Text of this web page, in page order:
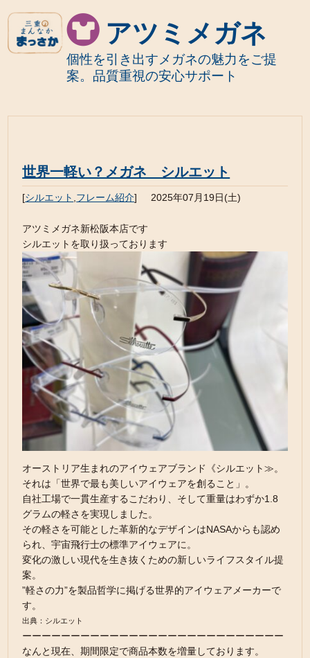
アツミメガネ
個性を引き出すメガネの魅力をご提
案。品質重視の安心サポート
世界一軽い？メガネ シルエット
[シルエット フレーム紹介] 2025年07月19日(土)
アツミメガネ新松阪本店です
シルエットを取り扱っております
オーストリア生まれのアイウェアブランド《シルエット≫。
それは「世界で最も美しいアイウェアを創ること」。
自社工場で一貫生産するこだわり、そして重量はわずか1.8
グラムの軽さを実現しました。
その軽さを可能とした革新的なデザインはNASAからも認め
られ、宇宙飛行士の標準アイウェアに。
変化の激しい現代を生き抜くための新しいライフスタイル提
案。
”軽さの力”を製品哲学に掲げる世界的アイウェアメーカーで
す。
出典：シルエット
ーーーーーーーーーーーーーーーーーーーーーーーーーーー
なんと現在、期間限定で商品本数を増量しております。